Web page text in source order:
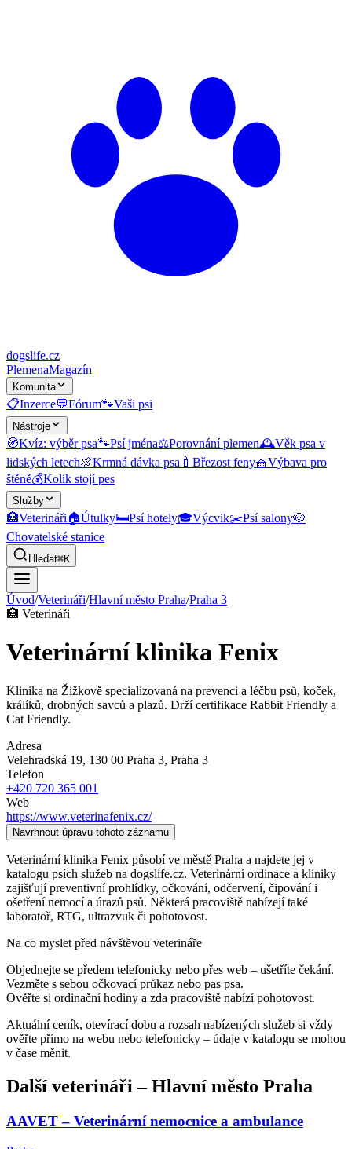
dogslife.cz
PlemenaMagazín
Komunita
📋Inzerce💬Fórum🐾Vaši psi
Nástroje
🧭Kvíz: výběr psa🐾Psí jména⚖️Porovnání plemen🕰️Věk psa v
lidských letech🍖Krmná dávka psa 🍼 Březost feny🧺Výbava pro
štěně💰Kolik stojí pes
Služby
🏥Veterináři🏠Útulky🛏️Psí hotely🎓Výcvik✂️Psí salony🐶
Chovatelské stanice
Hledat⌘K
Úvod/Veterináři/Hlavní město Praha/Praha 3
🏥 Veterináři
Veterinární klinika Fenix
Klinika na Žižkově specializovaná na prevenci a léčbu psů, koček,
králíků, drobných savců a plazů. Drží certifikace Rabbit Friendly a
Cat Friendly.
Adresa
Velehradská 19, 130 00 Praha 3, Praha 3
Telefon
+420 720 365 001
Web
https://www.veterinafenix.cz/
Navrhnout úpravu tohoto záznamu
Veterinární klinika Fenix působí ve městě Praha a najdete jej v
katalogu psích služeb na dogslife.cz. Veterinární ordinace a kliniky
zajišťují preventivní prohlídky, očkování, odčervení, čipování i
ošetření nemocí a úrazů psů. Některá pracoviště nabízejí také
laboratoř, RTG, ultrazvuk či pohotovost.
Na co myslet před návštěvou veterináře
Objednejte se předem telefonicky nebo přes web – ušetříte čekání.
Vezměte s sebou očkovací průkaz nebo pas psa.
Ověřte si ordinační hodiny a zda pracoviště nabízí pohotovost.
Aktuální ceník, otevírací dobu a rozsah nabízených služeb si vždy
ověřte přímo na webu nebo telefonicky – údaje v katalogu se mohou
v čase měnit.
Další veterináři –Hlavní město Praha
AAVET – Veterinární nemocnice a ambulance